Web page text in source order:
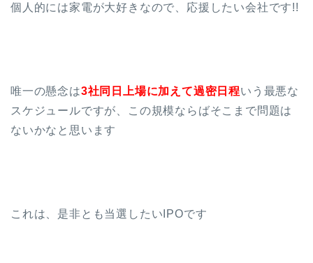
個人的には家電が大好きなので、応援したい会社です!!
唯一の懸念は3社同日上場に加えて過密日程いう最悪な
スケジュールですが、この規模ならばそこまで問題は
ないかなと思います
これは、是非とも当選したいIPOです